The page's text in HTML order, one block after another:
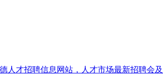
才招聘信息网站，人才市场最新招聘会